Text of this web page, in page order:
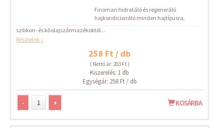
Finoman hidratáló és regeneráló
hajkondicionáló minden hajtípusra,
szilikon- és kőolajszármazékoktól...
Részletek »
258 Ft / db
( Nettó ár: 203 Ft )
Kiszerelés: 1 db
Egységár: 258 Ft / db
- + KOSÁRBA